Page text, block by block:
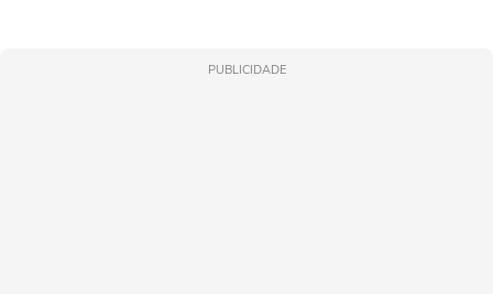
PUBLICIDADE